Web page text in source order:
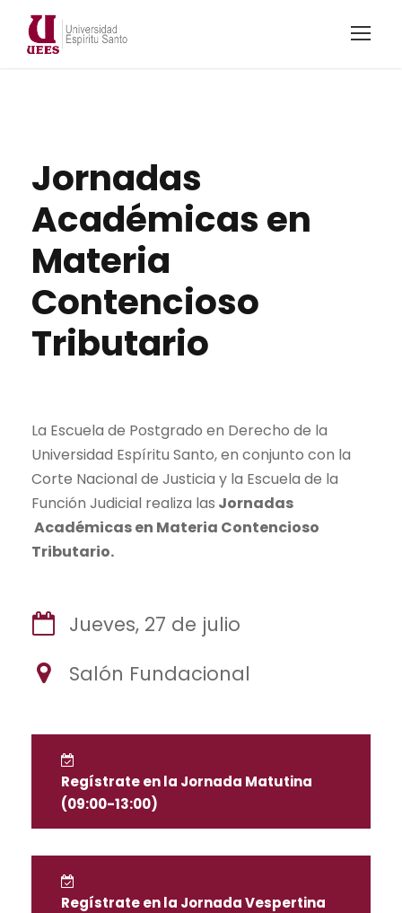
Jornadas
Académicas en
Materia
Contencioso
Tributario
La Escuela de Postgrado en Derecho de la
Universidad Espíritu Santo, en conjunto con la
Corte Nacional de Justicia y la Escuela de la
Función Judicial realiza las Jornadas
Académicas en Materia Contencioso
Tributario.
Jueves, 27 de julio
Salón Fundacional
Regístrate en la Jornada Matutina
(09:00-13:00)
Regístrate en la Jornada Vespertina